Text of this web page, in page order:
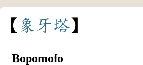
象 牙塔
Bopomofo